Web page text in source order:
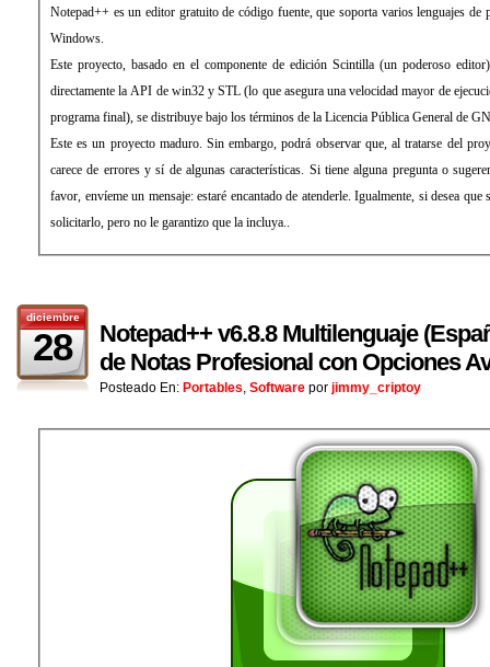
Notepad++ es un editor gratuito de código fuente, que soporta varios lenguajes de
Windows.
Este proyecto, basado en el componente de edición Scintilla (un poderoso
directamente la API de win32 y STL (lo que asegura una velocidad mayor de
programa final), se distribuye bajo los términos de la Licencia Pública General de
Este es un proyecto maduro. Sin embargo, podrá observar que, al tratarse del
carece de errores y sí de algunas características. Si tiene alguna pregunta o
favor, envíeme un mensaje: estaré encantado de atenderle. Igualmente, si desea
solicitarlo, pero no le garantizo que la incluya..
diciembre
28
Notepad++ v6.8.8 Multilenguaje
de Notas Profesional con Opciones
Posteado En: Portables, Software por jimmy_criptoy